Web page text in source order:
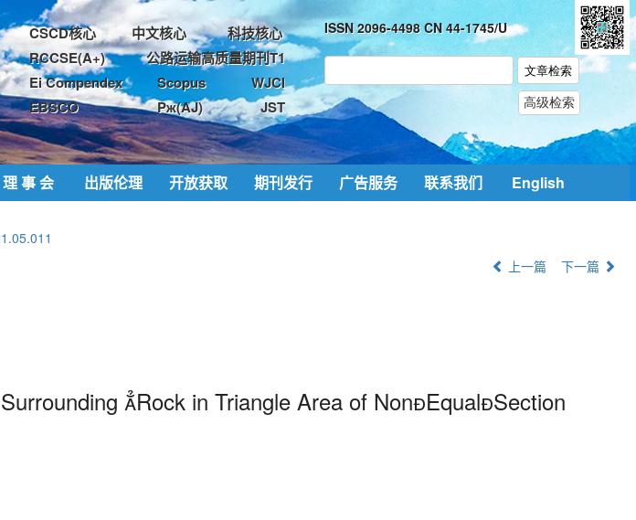
CSCD核心 中文核心
科技核心
RCCSE(A+)
公路运输高质量期刊T1
Ei Compendex
Scopus
WJCI
EBSCO
Pж(AJ) JST
ISSN 2096-4498 CN 44-1745/U
理 事 会 出版伦理 开放获取 期刊发行 广告服务 联系我们 English
上一篇 下一篇
Rock in Triangle Area of NonEqualSection